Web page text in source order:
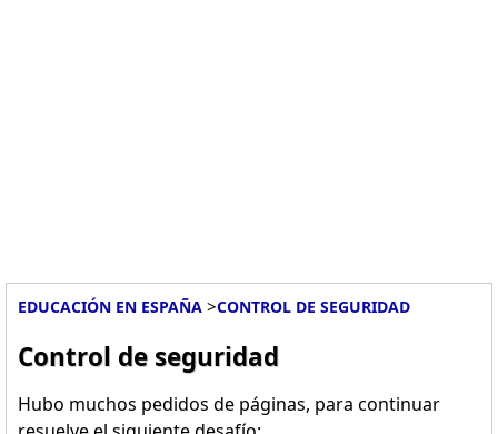
EDUCACIÓN EN ESPAÑA >CONTROL DE SEGURIDAD
Control de seguridad
Hubo muchos pedidos de páginas, para continuar